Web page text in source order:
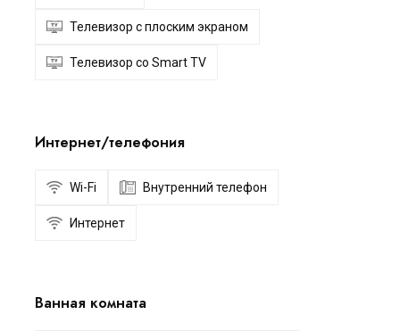
Телевизор с плоским экраном
Телевизор со Smart TV
Интернет/телефония
Wi-Fi Внутренний телефон
Интернет
Ванная комната